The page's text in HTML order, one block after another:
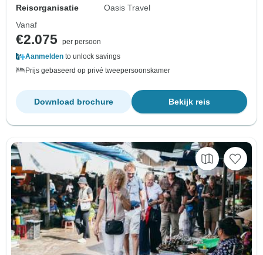
Reisorganisatie
Oasis Travel
Vanaf
€2.075 per persoon
Aanmelden to unlock savings
Prijs gebaseerd op privé tweepersoonskamer
Bekijk reis
Download brochure